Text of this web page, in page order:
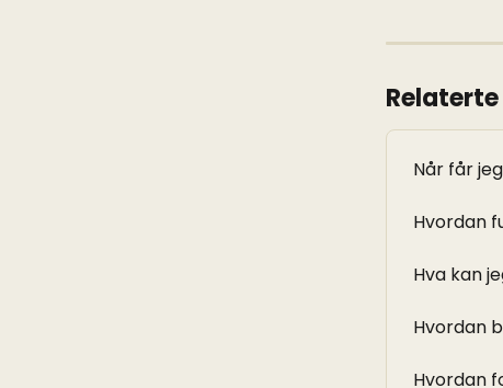
Når får
Hvordan
Hva kan
Hvordan
Hvordan